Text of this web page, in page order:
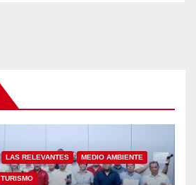
LAS RELEVANTES MEDIO AMBIENTE
TURISMO